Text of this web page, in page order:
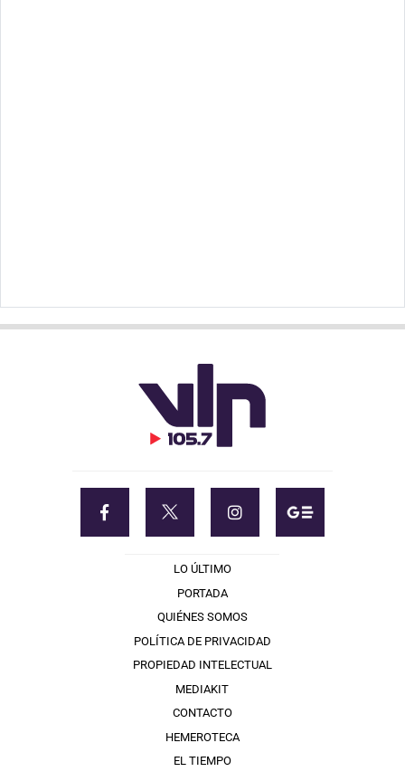
LO ÚLTIMO
PORTADA
QUIÉNES SOMOS
POLÍTICA DE PRIVACIDAD
PROPIEDAD INTELECTUAL
MEDIAKIT
CONTACTO
HEMEROTECA
EL TIEMPO